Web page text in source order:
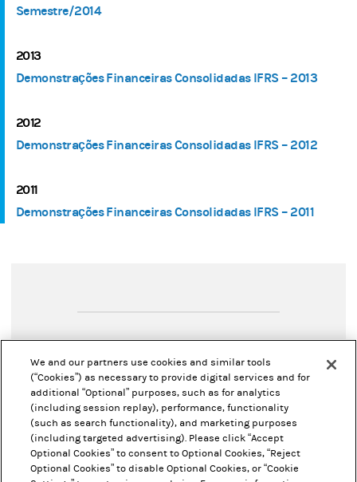
Semestre/2014
2013
Demonstrações Financeiras Consolidadas IFRS – 2013
2012
Demonstrações Financeiras Consolidadas IFRS – 2012
2011
Demonstrações Financeiras Consolidadas IFRS – 2011
Informações Regulatórias
Demonstrações Financeiras
Gerenciamento de Riscos e de Capital
We and our partners use cookies and similar tools
(“Cookies”) as necessary to provide digital services and for
additional “Optional” purposes, such as for analytics
(including session replay), performance, functionality
(such as search functionality), and marketing purposes
(including targeted advertising). Please click “Accept
Optional Cookies” to consent to Optional Cookies, “Reject
Optional Cookies” to disable Optional Cookies, or “Cookie